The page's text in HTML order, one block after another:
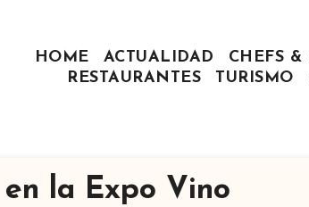
HOME ACTUALIDAD CHEFS &
RESTAURANTES
TURISMO
la Expo Vino